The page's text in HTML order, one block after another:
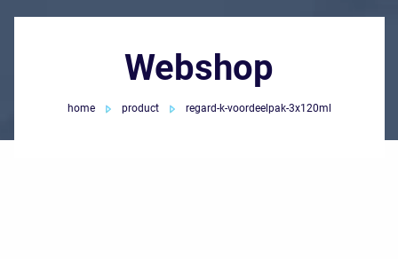
Webshop
home product regard-k-voordeelpak-3x120ml